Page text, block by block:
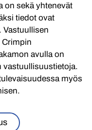
on sekä yhtenevät
tiedot ovat
Vastuullisen
Crimpin
avulla on
vastuullisuustietoja.
myös